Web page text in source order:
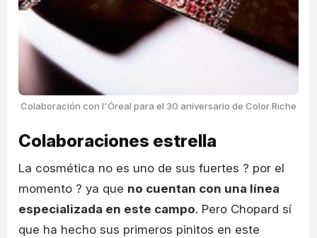
Colaboración con l'Óreal para el 30 aniversario de Color Riche
Colaboraciones estrella
La cosmética no es uno de sus fuertes ? por el
momento ? ya que no cuentan con una línea
especializada en este campo. Pero Chopard sí
que ha hecho sus primeros pinitos en este